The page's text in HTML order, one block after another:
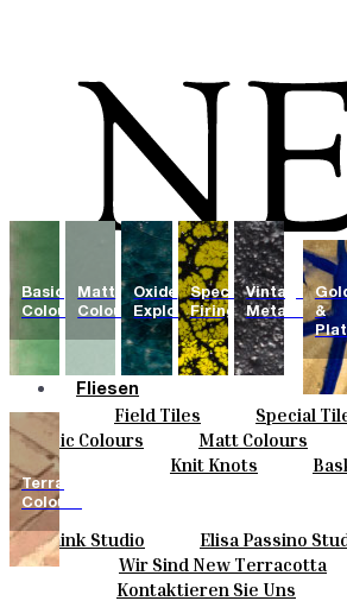
Fliesen
Field Tiles Special
Hand Painted
Bold Pattern
Natural Cotto
Smink Studio
Farben
Basic Colours Matt Colours
Special Firing
Keramik
Knit Knots
Maßanfertigungen
Designers
Smink Studio Elisa Passino
Über Uns
Wir Sind New Terracotta
Kontakte
Kontaktieren Sie Uns
Journal
Basic
Colours
Matt
Colours
Oxide
Explosions
Special
Firing
Vintage
Metallics&
Terra
Colours